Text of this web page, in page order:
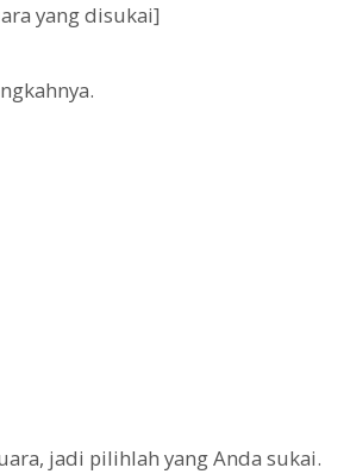
yang disukai]
jadi pilihlah yang Anda sukai.